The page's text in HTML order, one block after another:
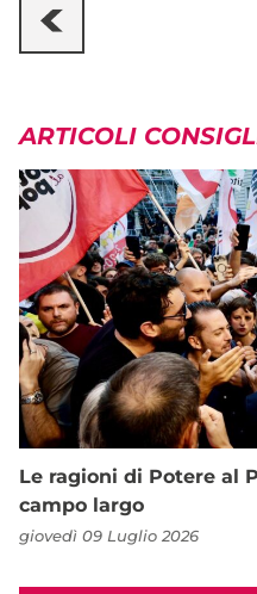
ARTICOLI
Le ragioni di Potere al
campo largo
giovedì 09 Luglio 2026